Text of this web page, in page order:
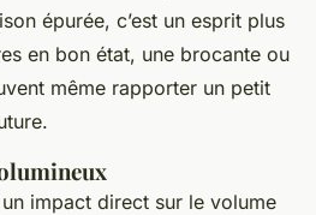
épurée, c’est un esprit plus
en bon état, une brocante ou
même rapporter un petit
impact direct sur le volume